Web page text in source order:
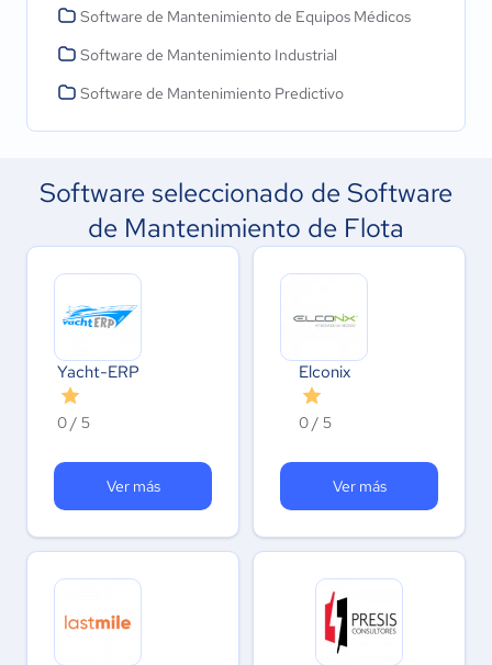
Software de Mantenimiento de Equipos Médicos
Software de Mantenimiento Industrial
Software de Mantenimiento Predictivo
Software seleccionado de Software
de Mantenimiento de Flota
Yacht-ERP
0 / 5
Ver más
Elconix
0 / 5
Ver más